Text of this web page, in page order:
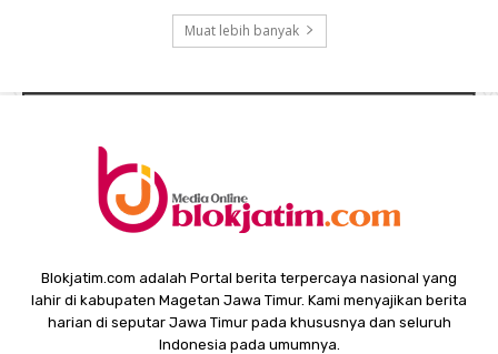
Muat lebih banyak
Blokjatim.com adalah Portal berita terpercaya nasional yang
lahir di kabupaten Magetan Jawa Timur. Kami menyajikan berita
harian di seputar Jawa Timur pada khususnya dan seluruh
Indonesia pada umumnya.